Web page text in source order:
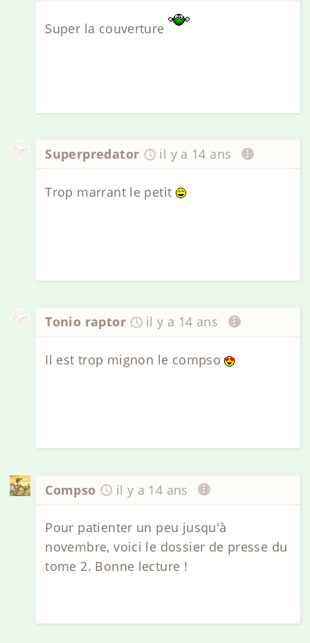
Super la couverture
Superpredator il y a 14 ans
Trop marrant le petit
Tonio raptor il y a 14 ans
Il est trop mignon le compso
Compso il y a 14 ans
Pour patienter un peu jusqu'à
novembre, voici le dossier de presse du
tome 2. Bonne lecture !